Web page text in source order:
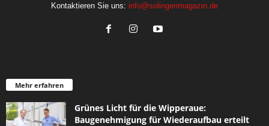
Kontaktieren Sie uns: info@solingenmagazin.de
Mehr erfahren
Grünes Licht für die Wipperaue:
Baugenehmigung für Wiederaufbau erteilt